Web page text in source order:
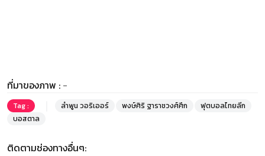
ที่มาของภาพ : -
Tag : ลำพูน วอริเออร์ พงษ์ศิริ ฐาราชวงศ์ศึก
ฟุตบอลไทยลีก
บอสตาล
ติดตามช่องทางอื่นๆ: